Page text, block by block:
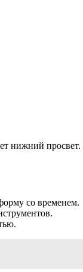
нижний
со временем.